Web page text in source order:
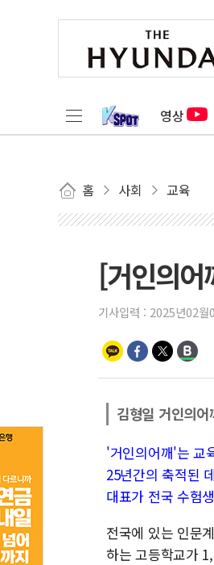
영상
홈 사회 교육
[거인의어
기사입력 : 2025년02월
김형일 거인의어
'거인의어깨'는 교
25년간의 축적된
대표가 전국 수험
전국에 있는 인문
하는 고등학교가